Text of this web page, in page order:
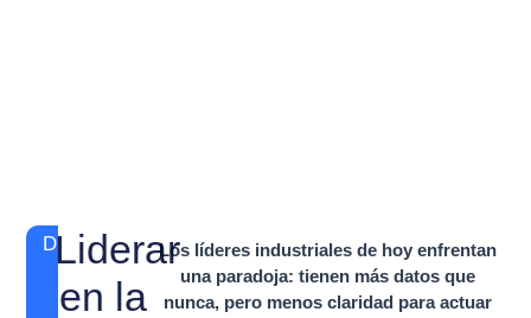
DESAFÍO
Liderar
en la
Los líderes industriales de hoy enfrentan
una paradoja: tienen más datos que
nunca, pero menos claridad para actuar